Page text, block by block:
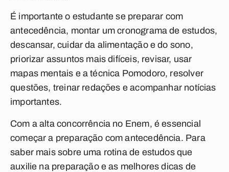
É importante o estudante se preparar com
antecedência, montar um cronograma de estudos,
descansar, cuidar da alimentação e do sono,
priorizar assuntos mais difíceis, revisar, usar
mapas mentais e a técnica Pomodoro, resolver
questões, treinar redações e acompanhar notícias
importantes.
Com a alta concorrência no Enem, é essencial
começar a preparação com antecedência. Para
saber mais sobre uma rotina de estudos que
auxilie na preparação e as melhores dicas de